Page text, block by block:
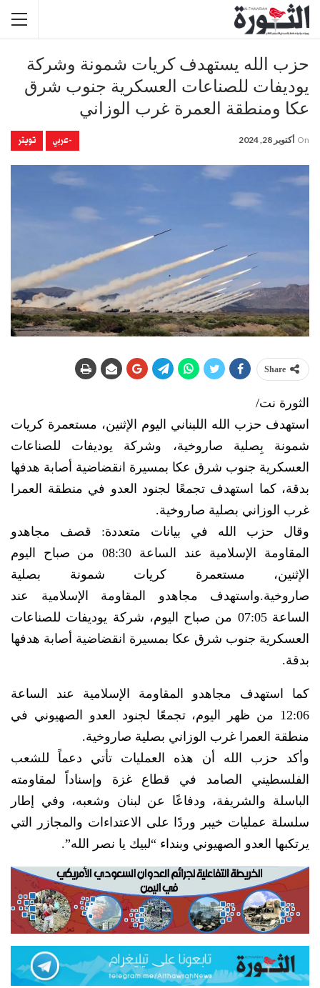
حزب الله يستهدف كريات شمونة وشركة
يوديفات للصناعات العسكرية جنوب شرق
عكا ومنطقة العمرة غرب الوزاني
-عربي تويتر On أكتوبر 28, 2024
Share
الثورة نت/
استهدف حزب الله اللبناني اليوم الإثنين، مستعمرة كريات
شمونة بِصلية صاروخية، وشركة يوديفات للصناعات
العسكرية جنوب شرق عكا بمسيرة انقضاضية أصابة هدفها
بدقة، كما استهدف تجمعًا لجنود العدو في منطقة العمرا
غرب الوزاني بصلية صاروخية.
وقال حزب الله في بيانات متعددة: قصف مجاهدو
المقاومة الإسلامية عند الساعة 08:30 من صباح اليوم
الإثنين، مستعمرة كريات شمونة بصلية
صاروخية.واستهدف مجاهدو المقاومة الإسلامية عند
الساعة 07:05 من صباح اليوم، شركة يوديفات للصناعات
العسكرية جنوب شرق عكا بمسيرة انقضاضية أصابة هدفها
بدقة.
كما استهدف مجاهدو المقاومة الإسلامية عند الساعة
12:06 من ظهر اليوم، تجمعًا لجنود العدو الصهيوني في
منطقة العمرا غرب الوزاني بصلية صاروخية.
وأكد حزب الله أن هذه العمليات تأتي دعماً للشعب
الفلسطيني الصامد في قطاع غزة وإسناداً لمقاومته
الباسلة ‌‏‌‏‌والشريفة، ودفاعًا عن لبنان ‏وشعبه، ‏وفي إطار
‏سلسلة عمليات خيبر وردًا على الاعتداءات والمجازر التي
يرتكبها العدو الصهيوني وبنداء “لبيك ‏يا نصر الله”.